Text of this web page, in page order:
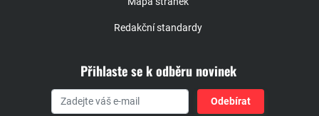
Redakční standardy
Přihlaste se k odběru novinek